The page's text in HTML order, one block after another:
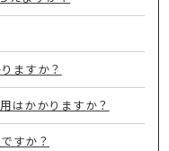
ますか？
はかかりますか？
すか？